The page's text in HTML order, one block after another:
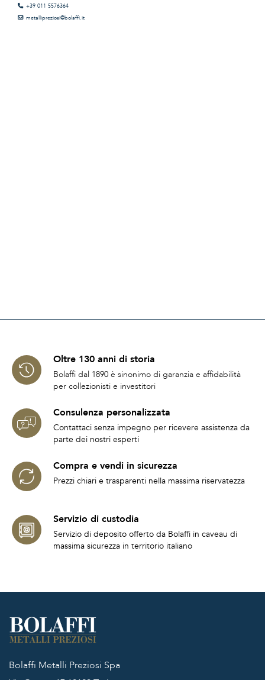
+39 011 5576364
metallipreziosi@bolaffi.it
Oltre 130 anni di storia
Bolaffi dal 1890 è sinonimo di garanzia e affidabilità
per collezionisti e investitori
Consulenza personalizzata
Contattaci senza impegno per ricevere assistenza da
parte dei nostri esperti
Compra e vendi in sicurezza
Prezzi chiari e trasparenti nella massima riservatezza
Servizio di custodia
Servizio di deposito offerto da Bolaffi in caveau di
massima sicurezza in territorio italiano
Bolaffi Metalli Preziosi Spa